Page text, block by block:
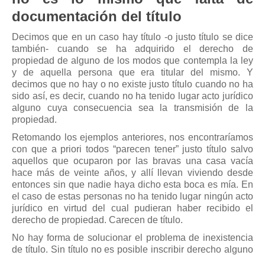
documentación del título
Decimos que en un caso hay título -o justo título se dice
también- cuando se ha adquirido el derecho de
propiedad de alguno de los modos que contempla la ley
y de aquella persona que era titular del mismo. Y
decimos que no hay o no existe justo título cuando no ha
sido así, es decir, cuando no ha tenido lugar acto jurídico
alguno cuya consecuencia sea la transmisión de la
propiedad.
Retomando los ejemplos anteriores, nos encontraríamos
con que a priori todos “parecen tener” justo título salvo
aquellos que ocuparon por las bravas una casa vacía
hace más de veinte años, y allí llevan viviendo desde
entonces sin que nadie haya dicho esta boca es mía. En
el caso de estas personas no ha tenido lugar ningún acto
jurídico en virtud del cual pudieran haber recibido el
derecho de propiedad. Carecen de título.
No hay forma de solucionar el problema de inexistencia
de título. Sin título no es posible inscribir derecho alguno